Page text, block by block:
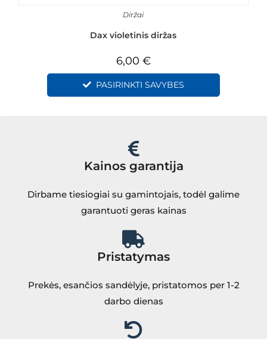
Diržai
Dax violetinis diržas
6,00 €
PASIRINKTI SAVYBES
Kainos garantija
Dirbame tiesiogiai su gamintojais, todėl galime
garantuoti geras kainas
Pristatymas
Prekės, esančios sandėlyje, pristatomos per 1-2
darbo dienas